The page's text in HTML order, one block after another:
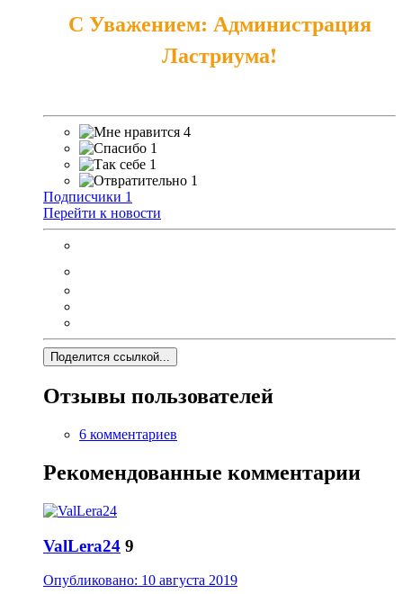
С Уважением: Администрация
Ластриума!
4
1
1
1
Подписчики 1
Перейти к новости
Поделится ссылкой...
Отзывы пользователей
6 комментариев
Рекомендованные комментарии
ValLera24 9
Опубликовано: 10 августа 2019